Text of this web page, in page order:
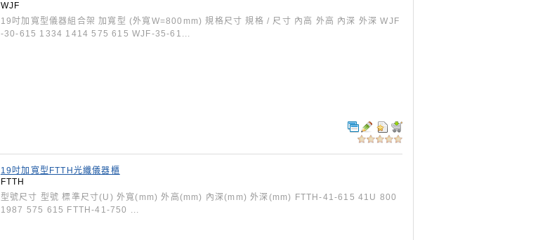
WJF
19吋加寬型儀器組合架 加寬型 (外寬W=800mm) 規格尺寸 規格 / 尺寸 內高 外高 內深 外深 WJF
-30-615 1334 1414 575 615 WJF-35-61...
19吋加寬型FTTH光纖儀器櫃
FTTH
型號尺寸 型號 標準尺寸(U) 外寬(mm) 外高(mm) 內深(mm) 外深(mm) FTTH-41-615 41U 800
1987 575 615 FTTH-41-750 ...